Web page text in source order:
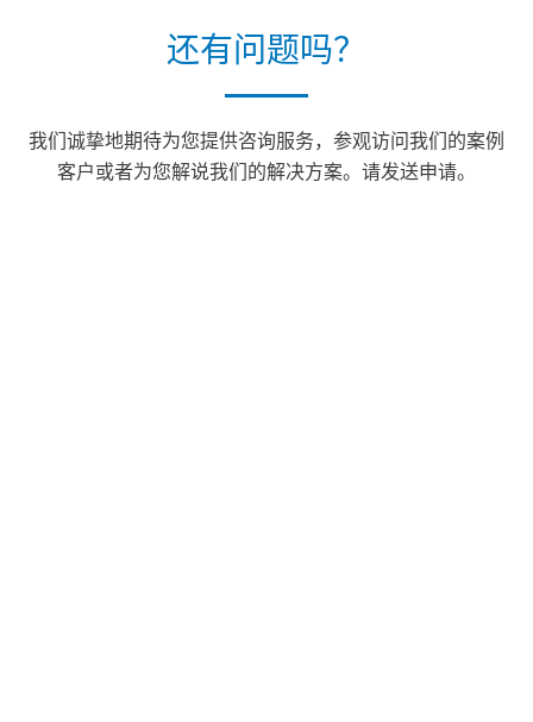
还有问题吗？
我们诚挚地期待为您提供咨询服务，参观访问我们的案例
客户或者为您解说我们的解决方案。请发送申请。